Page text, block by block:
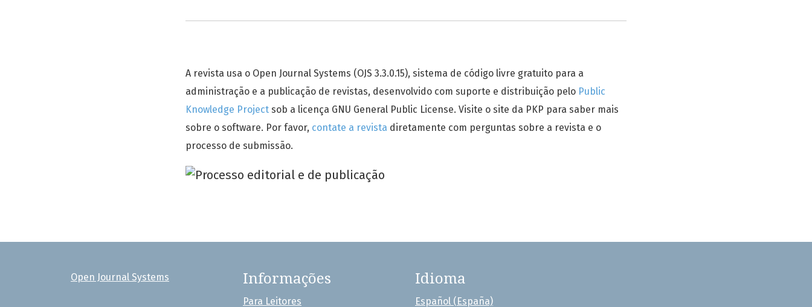
A revista usa o Open Journal Systems (OJS 3.3.0.15), sistema de código livre gratuito para a
administração e a publicação de revistas, desenvolvido com suporte e distribuição pelo Public
Knowledge Project sob a licença GNU General Public License. Visite o site da PKP para saber mais
sobre o software. Por favor, contate a revista diretamente com perguntas sobre a revista e o
processo de submissão.
Open Journal Systems Informações
Para Leitores
Idioma
Español (España)